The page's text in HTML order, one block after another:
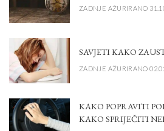
ZADNJE AŽURIRANO
SAVJETI KAKO
ZADNJE AŽURIRANO
KAKO POPRAVITI
KAKO SPRIJEČITI